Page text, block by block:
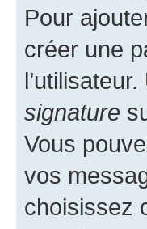
Pour
créer une
signature
Vous
vos
choisissez